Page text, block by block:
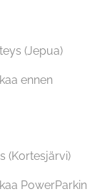
(Jepua)
ennen
(Kortesjärvi)
PowerParkin